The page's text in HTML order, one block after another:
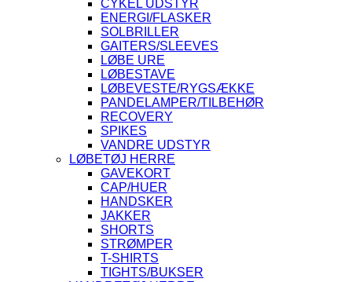
CYKEL UDSTYR
ENERGI/FLASKER
SOLBRILLER
GAITERS/SLEEVES
LØBE URE
LØBESTAVE
LØBEVESTE/RYGSÆKKE
PANDELAMPER/TILBEHØR
RECOVERY
SPIKES
VANDRE UDSTYR
LØBETØJ HERRE
GAVEKORT
CAP/HUER
HANDSKER
JAKKER
SHORTS
STRØMPER
T-SHIRTS
TIGHTS/BUKSER